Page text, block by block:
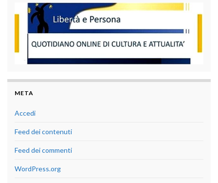
META
Accedi
Feed dei contenuti
Feed dei commenti
WordPress.org